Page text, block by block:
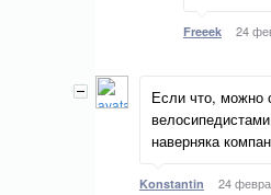
Freeek 24
Если что, можно
наверняка
Konstantin 24